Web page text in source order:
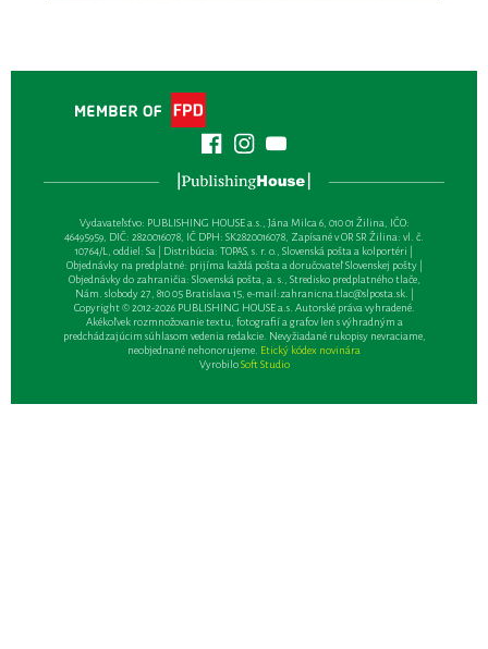
Vydavateľsťvo: PUBLISHING HOUSE a.s., Jána Milca 6, 010 01 Žilina, IČO:
46495959, DIČ: 2820016078, IČ DPH: SK2820016078, Zapísané v OR SR Žilina: vl. č.
10764/L, oddiel: Sa | Distribúcia: TOPAS, s. r. o., Slovenská pošta a kolportéri |
Objednávky na predplatné: prijíma každá pošta a doručovateľ Slovenskej pošty |
Objednávky do zahraničia: Slovenská pošta, a. s., Stredisko predplatného tlače,
Nám. slobody 27, 810 05 Bratislava 15, e-mail:zahranicna.tlac@slposta.sk. |
Copyright © 2012-2026 PUBLISHING HOUSE a.s. Autorské práva vyhradené.
Akékoľvek rozmnožovanie textu, fotografií a grafov len s výhradným a
predchádzajúcim súhlasom vedenia redakcie. Nevyžiadané rukopisy nevraciame,
neobjednané nehonorujeme. Etický kódex novinára
VyrobiloSoft Studio